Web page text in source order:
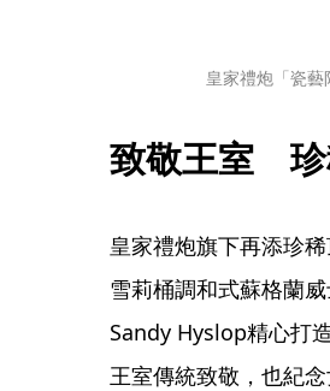
皇家禮炮「瓷藝
致敬王室　
皇家禮炮旗下再添珍
雪莉桶調和式蘇格蘭
Sandy Hyslop精心打
王室傳統致敬，也紀